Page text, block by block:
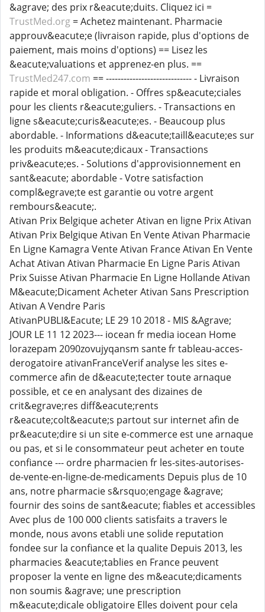
&agrave; des prix r&eacute;duits. Cliquez ici =
TrustMed.org = Achetez maintenant. Pharmacie
approuv&eacute;e (livraison rapide, plus d'options de
paiement, mais moins d'options) == Lisez les
&eacute;valuations et apprenez-en plus. ==
TrustMed247.com == ----------------------------- - Livraison
rapide et moral obligation. - Offres sp&eacute;ciales
pour les clients r&eacute;guliers. - Transactions en
ligne s&eacute;curis&eacute;es. - Beaucoup plus
abordable. - Informations d&eacute;taill&eacute;es sur
les produits m&eacute;dicaux - Transactions
priv&eacute;es. - Solutions d'approvisionnement en
sant&eacute; abordable - Votre satisfaction
compl&egrave;te est garantie ou votre argent
rembours&eacute;.
Ativan Prix Belgique acheter Ativan en ligne Prix Ativan
Ativan Prix Belgique Ativan En Vente Ativan Pharmacie
En Ligne Kamagra Vente Ativan France Ativan En Vente
Achat Ativan Ativan Pharmacie En Ligne Paris Ativan
Prix Suisse Ativan Pharmacie En Ligne Hollande Ativan
M&eacute;Dicament Acheter Ativan Sans Prescription
Ativan A Vendre Paris
AtivanPUBLI&Eacute; LE 29 10 2018 - MIS &Agrave;
JOUR LE 11 12 2023--- iocean fr media iocean Home
lorazepam 2090zovujyqansm sante fr tableau-acces-
derogatoire ativanFranceVerif analyse les sites e-
commerce afin de d&eacute;tecter toute arnaque
possible, et ce en analysant des dizaines de
crit&egrave;res diff&eacute;rents
r&eacute;colt&eacute;s partout sur internet afin de
pr&eacute;dire si un site e-commerce est une arnaque
ou pas, et si le consommateur peut acheter en toute
confiance --- ordre pharmacien fr les-sites-autorises-
de-vente-en-ligne-de-medicaments Depuis plus de 10
ans, notre pharmacie s&rsquo;engage &agrave;
fournir des soins de sant&eacute; fiables et accessibles
Avec plus de 100 000 clients satisfaits a travers le
monde, nous avons etabli une solide reputation
fondee sur la confiance et la qualite Depuis 2013, les
pharmacies &eacute;tablies en France peuvent
proposer la vente en ligne des m&eacute;dicaments
non soumis &agrave; une prescription
m&eacute;dicale obligatoire Elles doivent pour cela